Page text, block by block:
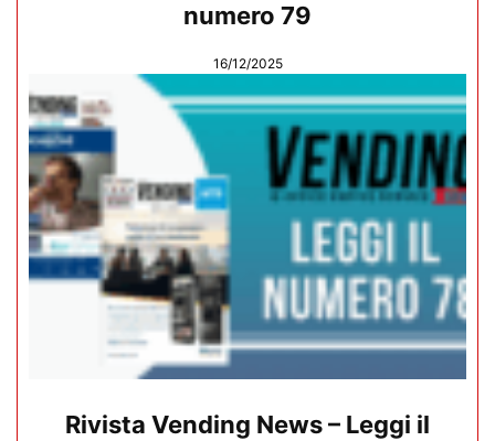
numero 79
16/12/2025
Rivista Vending News – Leggi il